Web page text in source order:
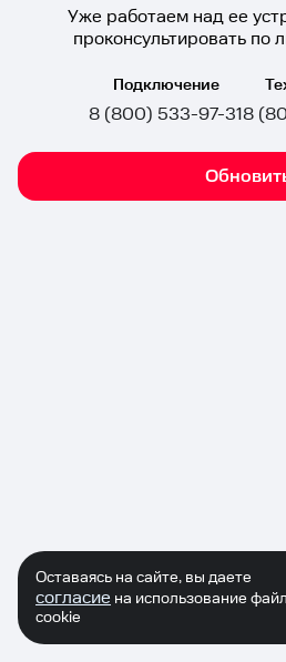
Уже работаем над ее
проконсультировать по
Подключение
8 (800) 533-97-318
Оставаясь на сайте, вы даете
согласие на использование
cookie